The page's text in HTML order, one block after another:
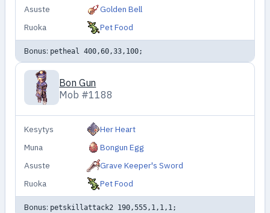
Asuste
Golden Bell
Ruoka
Pet Food
Bonus: petheal 400,60,33,100;
Bon Gun
Mob #1188
Kesytys
Her Heart
Muna
Bongun Egg
Asuste
Grave Keeper's Sword
Ruoka
Pet Food
Bonus: petskillattack2 190,555,1,1,1;